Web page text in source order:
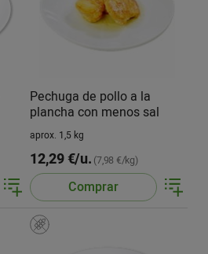
Pechuga de pollo a la
plancha con menos sal
aprox. 1,5 kg
12,29 €/u. (7,98 €/kg)
Comprar